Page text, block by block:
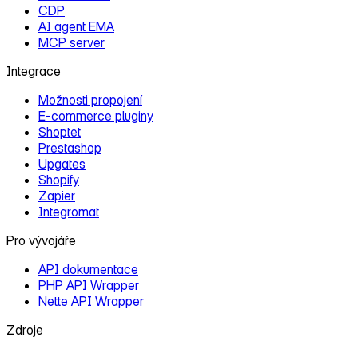
CDP
AI agent EMA
MCP server
Integrace
Možnosti propojení
E‑commerce pluginy
Shoptet
Prestashop
Upgates
Shopify
Zapier
Integromat
Pro vývojáře
API dokumentace
PHP API Wrapper
Nette API Wrapper
Zdroje